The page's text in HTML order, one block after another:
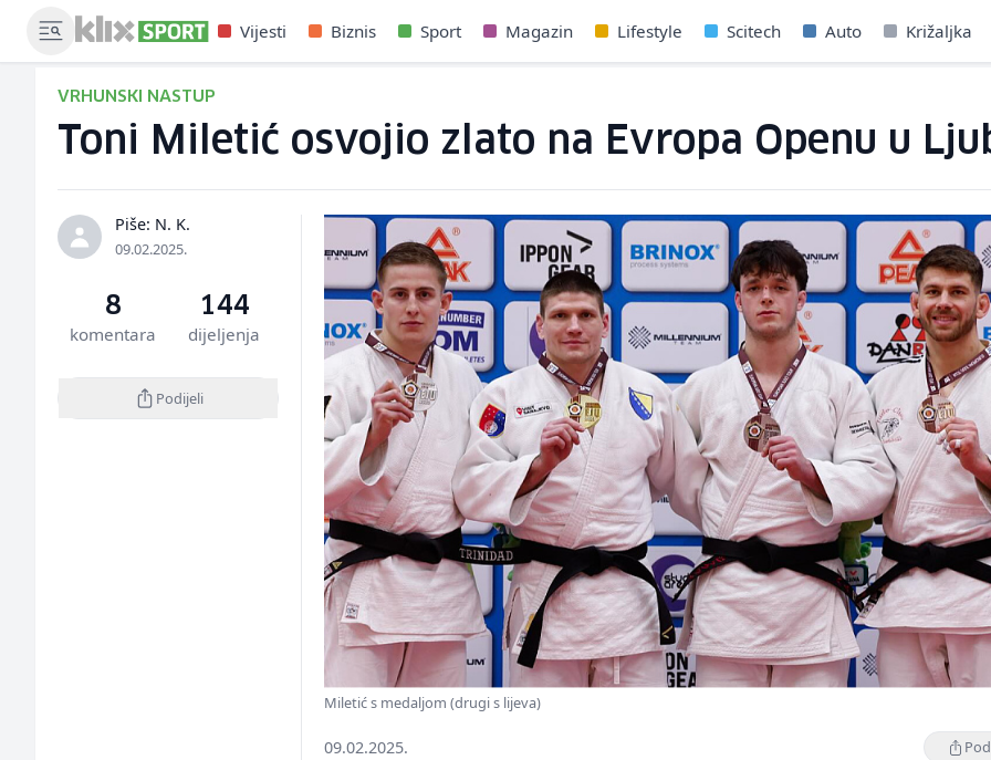
Vijesti Biznis Sport Magazin Lifestyle Scitech Auto Križaljka
VRHUNSKI NASTUP
Toni Miletić osvojio zlato na Evropa Openu u
Piše: N. K.
09.02.2025.
8
komentara
144
dijeljenja
Podijeli
Miletić s medaljom (drugi s lijeva)
09.02.2025.